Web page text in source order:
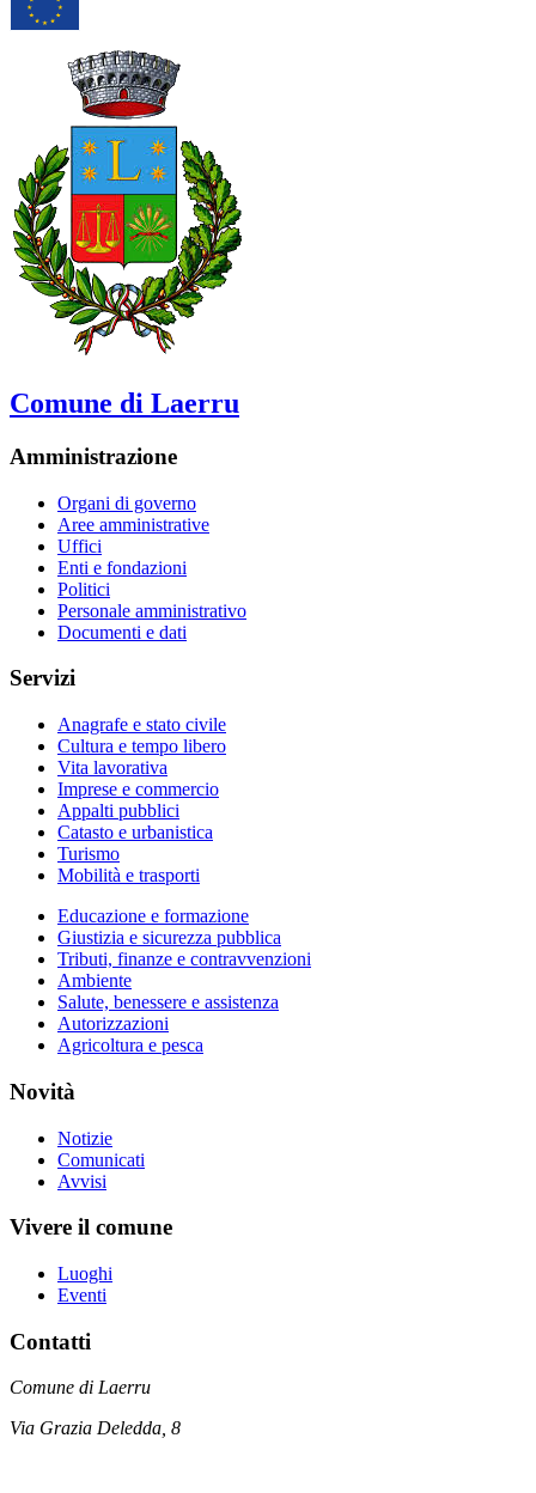
Comune di Laerru
Amministrazione
Organi di governo
Aree amministrative
Uffici
Enti e fondazioni
Politici
Personale amministrativo
Documenti e dati
Servizi
Anagrafe e stato civile
Cultura e tempo libero
Vita lavorativa
Imprese e commercio
Appalti pubblici
Catasto e urbanistica
Turismo
Mobilità e trasporti
Educazione e formazione
Giustizia e sicurezza pubblica
Tributi, finanze e contravvenzioni
Ambiente
Salute, benessere e assistenza
Autorizzazioni
Agricoltura e pesca
Novità
Notizie
Comunicati
Avvisi
Vivere il comune
Luoghi
Eventi
Contatti
Comune di Laerru
Via Grazia Deledda, 8